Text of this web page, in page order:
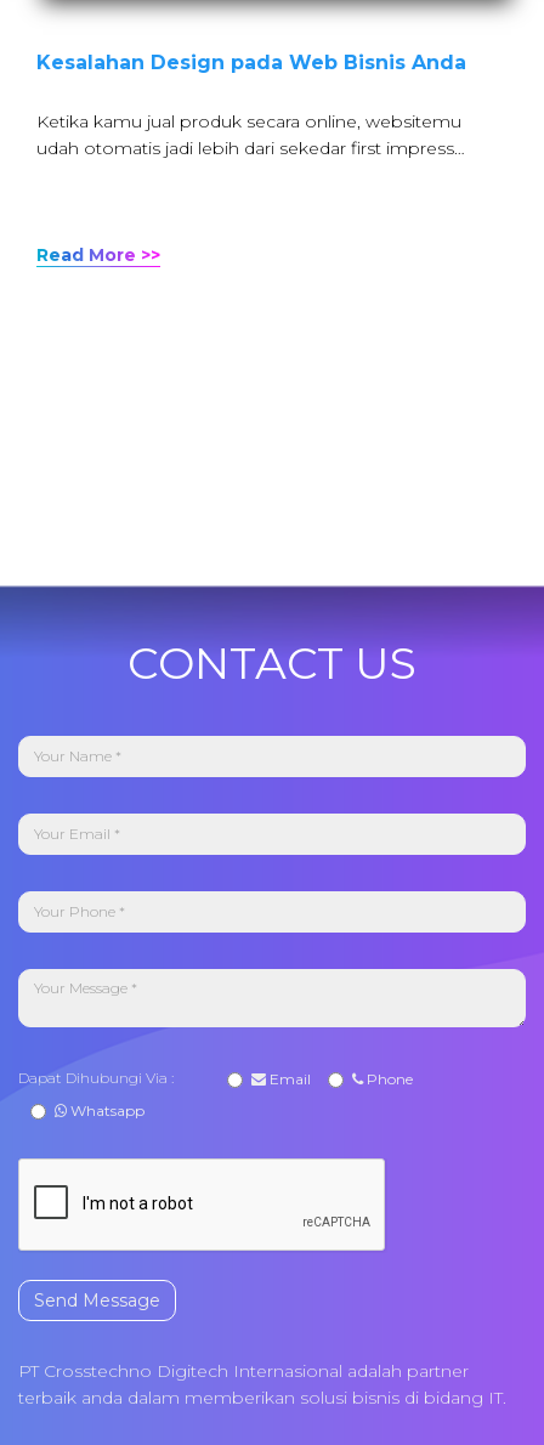
Kesalahan Design pada Web Bisnis Anda
Ketika kamu jual produk secara online, websitemu
udah otomatis jadi lebih dari sekedar first impress…
Read More >>
CONTACT US
Dapat Dihubungi Via : Email
Phone
Whatsapp
Send Message
PT Crosstechno Digitech Internasional adalah partner
terbaik anda dalam memberikan solusi bisnis di bidang IT.